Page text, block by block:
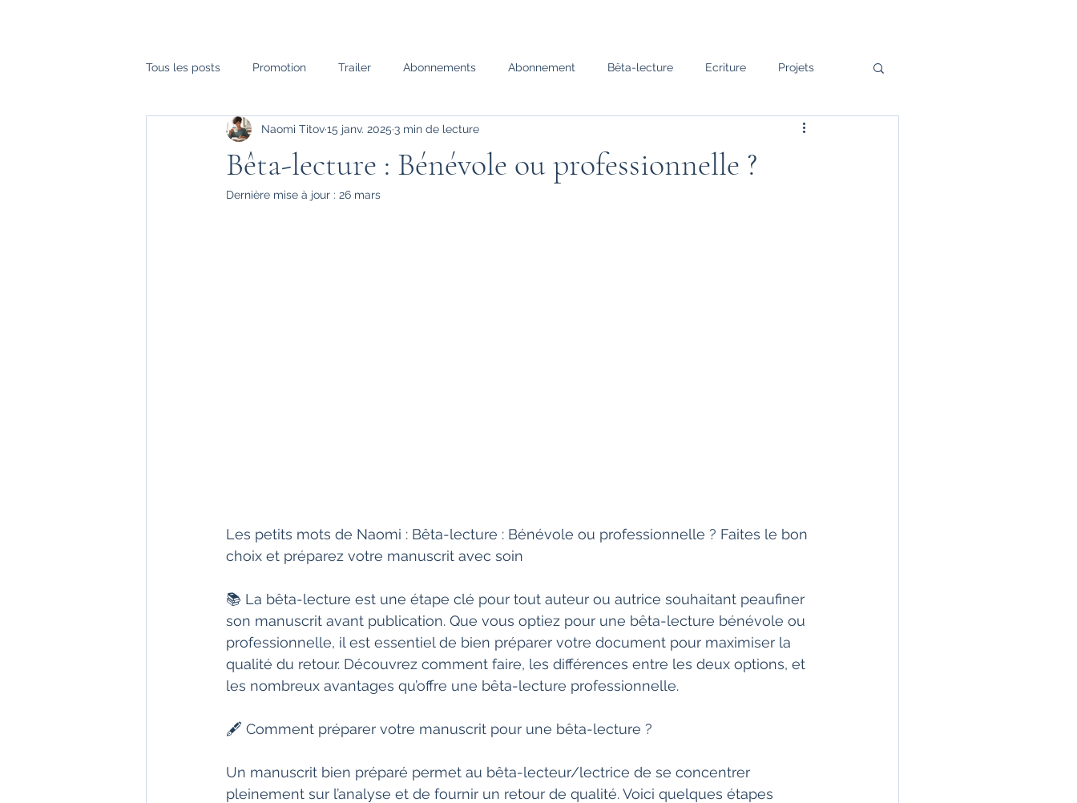
Tous les posts Promotion Trailer Abonnements Abonnement Bêta-lecture Ecriture Projets
Challenge Naomi Titov Juste moi Pensées
Paroles de membre 30 jours pour
Bêta-lecture : Bénévole ou professionnelle ?
Naomi Titov15 janv. 2025 3 min de lecture
Dernière mise à jour : 26 mars
Les petits mots de Naomi : Bêta-lecture : Bénévole ou professionnelle ? Faites le bon
choix et préparez votre manuscrit avec soin
📚 La bêta-lecture est une étape clé pour tout auteur ou autrice souhaitant peaufiner
son manuscrit avant publication. Que vous optiez pour une bêta-lecture bénévole ou
professionnelle, il est essentiel de bien préparer votre document pour maximiser la
qualité du retour. Découvrez comment faire, les différences entre les deux options, et
les nombreux avantages qu’offre une bêta-lecture professionnelle.
🖋️ Comment préparer votre manuscrit pour une bêta-lecture ?
Un manuscrit bien préparé permet au bêta-lecteur/lectrice de se concentrer
pleinement sur l’analyse et de fournir un retour de qualité. Voici quelques étapes